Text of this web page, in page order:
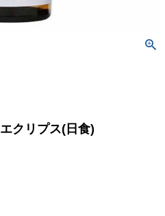
クリプス(日食)